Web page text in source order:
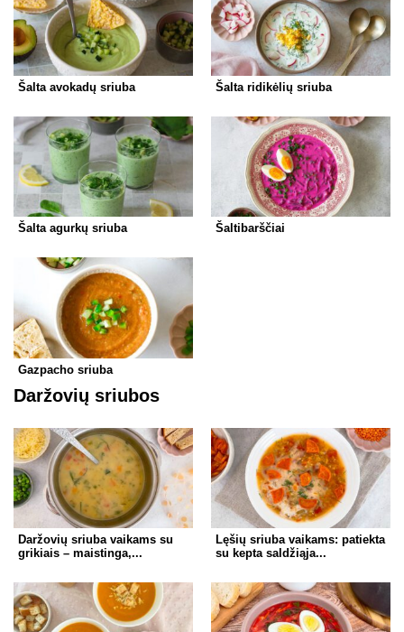
Šalta avokadų sriuba Šalta ridikėlių sriuba
Šalta agurkų sriuba Šaltibarščiai
Gazpacho sriuba
Daržovių sriubos
Daržovių sriuba vaikams su
grikiais – maistinga,...
Lęšių sriuba vaikams: patiekta
su kepta saldžiąja...